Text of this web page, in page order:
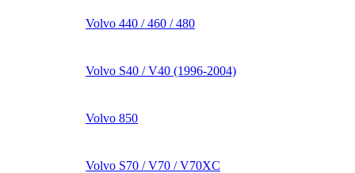
Volvo 440 / 460 / 480
Volvo S40 / V40 (1996-2004)
Volvo 850
Volvo S70 / V70 / V70XC